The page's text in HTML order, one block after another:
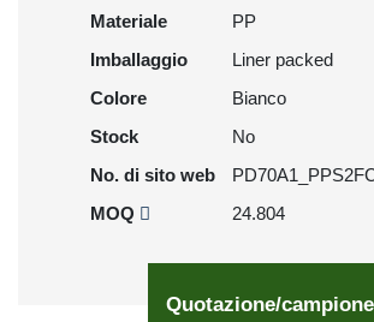
Materiale
PP
Imballaggio
Liner packed
Colore
Bianco
Stock
No
No. di sito web
MOQ
24.804
Quotazione/campione